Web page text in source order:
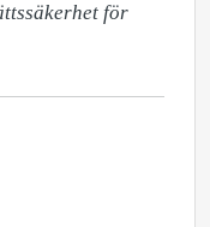
för